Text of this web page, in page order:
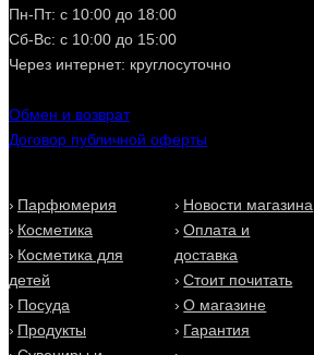
Пн-Пт: с 10:00 до 18:00
Сб-Вс: с 10:00 до 15:00
Через интернет: круглосуточно
Обмен и возврат
Договор публичной оферты
Парфюмерия
Косметика
Косметика для
детей
Посуда
Продукты
Новости магазина
Оплата и
доставка
Стоит почитать
О магазине
Гарантия